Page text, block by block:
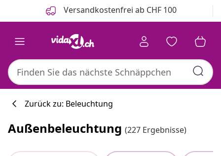
Versandkostenfrei ab CHF 100
Zurück zu: Beleuchtung
Außenbeleuchtung (227 Ergebnisse)